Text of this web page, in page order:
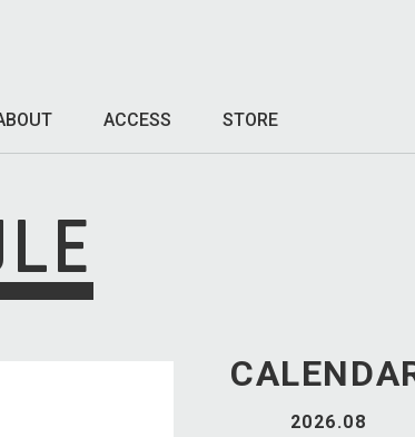
ACCESS STORE
2026.08